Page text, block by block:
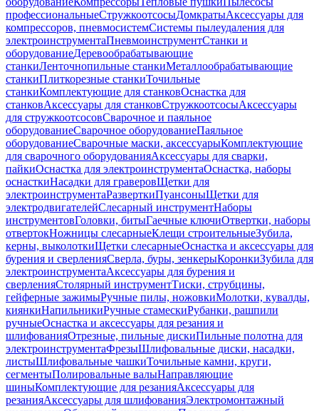
профессиональныеСтружкоотсосыДомкратыАксессуары для
компрессоров, пневмосистемСистемы пылеудаления для
электроинструментаПневмоинструментСтанки и
оборудованиеДеревообрабатывающие
станкиЛенточнопильные станкиМеталлообрабатывающие
станкиПлиткорезные станкиТочильные
станкиКомплектующие для станковОснастка для
станковАксессуары для станковСтружкоотсосыАксессуары
для стружкоотсосовСварочное и паяльное
оборудованиеСварочное оборудованиеПаяльное
оборудованиеСварочные маски, аксессуарыКомплектующие
для сварочного оборудованияАксессуары для сварки,
пайкиОснастка для электроинструментаОснастка, наборы
оснасткиНасадки для граверовЩетки для
электроинструментаРазверткиПуансоныЩетки для
электродвигателейСлесарный инструментНаборы
инструментовГоловки, битыГаечные ключиОтвертки, наборы
отвертокНожницы слесарныеКлещи строительныеЗубила,
керны, выколоткиЩетки слесарныеОснастка и аксессуары для
бурения и сверленияСверла, буры, зенкерыКоронкиЗубила для
электроинструментаАксессуары для бурения и
сверленияСтолярный инструментТиски, струбцины,
гейферные зажимыРучные пилы, ножовкиМолотки, кувалды,
киянкиНапильникиРучные стамескиРубанки, рашпили
ручныеОснастка и аксессуары для резания и
шлифованияОтрезные, пильные дискиПильные полотна для
электроинструментаФрезыШлифовальные диски, насадки,
листыШлифовальные чашкиТочильные камни, круги,
сегментыПолировальные валыНаправляющие
шиныКомплектующие для резанияАксессуары для
резанияАксессуары для шлифованияЭлектромонтажный